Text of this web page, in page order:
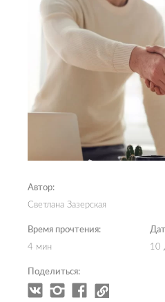
Время прочтения:
4 мин
Автор:
Светлана Зазерская
10
Поделиться: